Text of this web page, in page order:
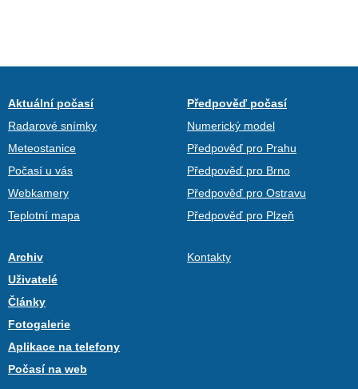
Aktuální počasí
Radarové snímky
Meteostanice
Počasí u vás
Webkamery
Teplotní mapa
Předpověď počasí
Numerický model
Předpověď pro Prahu
Předpověď pro Brno
Předpověď pro Ostravu
Předpověď pro Plzeň
Archiv
Uživatelé
Články
Fotogalerie
Aplikace na telefony
Počasí na web
Kontakty